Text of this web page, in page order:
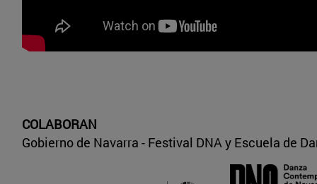
COLABORAN
Gobierno de Navarra - Festival DNA y Escuela de